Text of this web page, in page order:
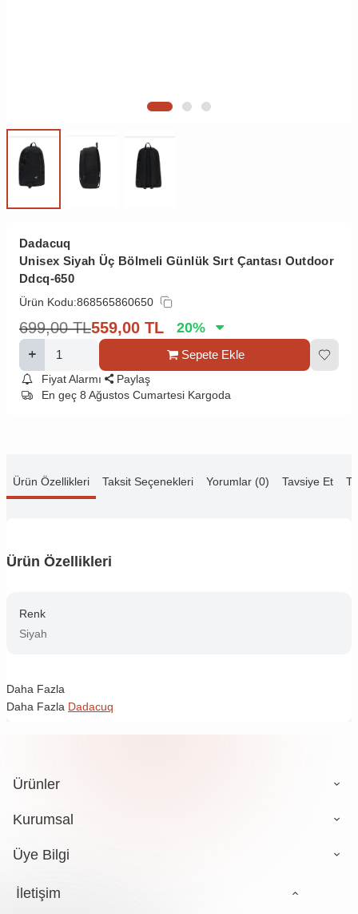
Dadacuq
Unisex Siyah Üç Bölmeli Günlük Sırt Çantası Outdoor
Ddcq-650
Ürün Kodu:868565860650
699,00 TL559,00 TL 20%
Sepete Ekle
Fiyat Alarmı
Paylaş
En geç 8 Ağustos Cumartesi Kargoda
Ürün Özellikleri Taksit Seçenekleri Yorumlar (0) Tavsiye Et
Ürün Özellikleri
Renk
Siyah
Daha Fazla
Daha Fazla Dadacuq
Ürünler
Kurumsal
Üye Bilgi
İletişim